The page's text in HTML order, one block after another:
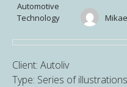
Automotive
Technology
Client: Autoliv
Type: Series of illustrations